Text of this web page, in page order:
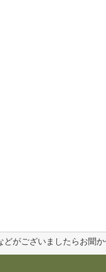
どがございましたらお聞